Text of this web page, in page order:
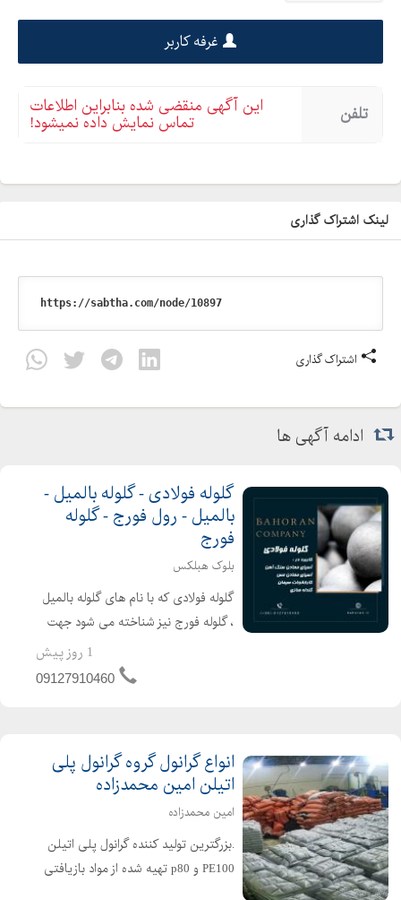
غرفه کاربر
تلفن این آگهی منقضی شده بنابراین اطلاعات
تماس نمایش داده نمیشود!
لینک اشتراک گذاری
اشتراک گذاری
ادامه آگهی ها
گلوله فولادی - گلوله بالمیل -
بالمیل - رول فورج - گلوله
فورج
بلوک هبلکس
گلوله فولادی که با نام های گلوله بالمیل
، گلوله فورج نیز شناخته می شود جهت
خردایش و آسیاب سنگ های معدنی
مانند سنگ آهن و... مورد استفاده قرار می
1 روز پیش
09127910460
انواع گرانول گروه گرانول پلی
اتیلن امین محمدزاده
امین محمدزاده
.بزرگترین تولید کننده گرانول پلی اتیلن
PE100 و p80 تهیه شده از مواد بازیافتی